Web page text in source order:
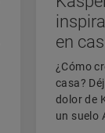
en
¿Cómo
casa?
dolor de
un suelo